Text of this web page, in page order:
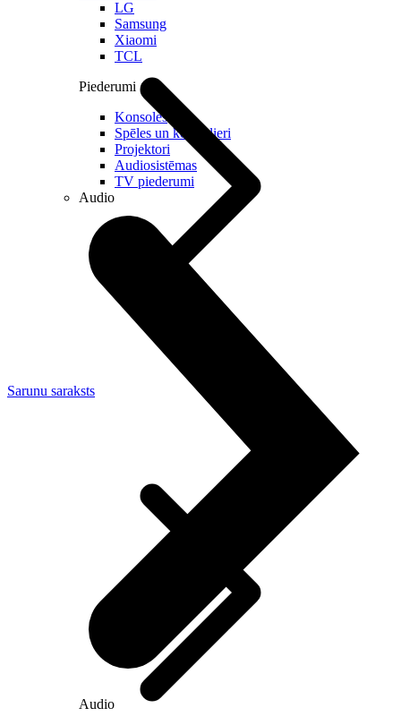
LG
Samsung
Xiaomi
TCL
Piederumi
Konsoles
Spēles un kontrolieri
Projektori
Audiosistēmas
TV piederumi
Audio
Audio
Sarunu saraksts